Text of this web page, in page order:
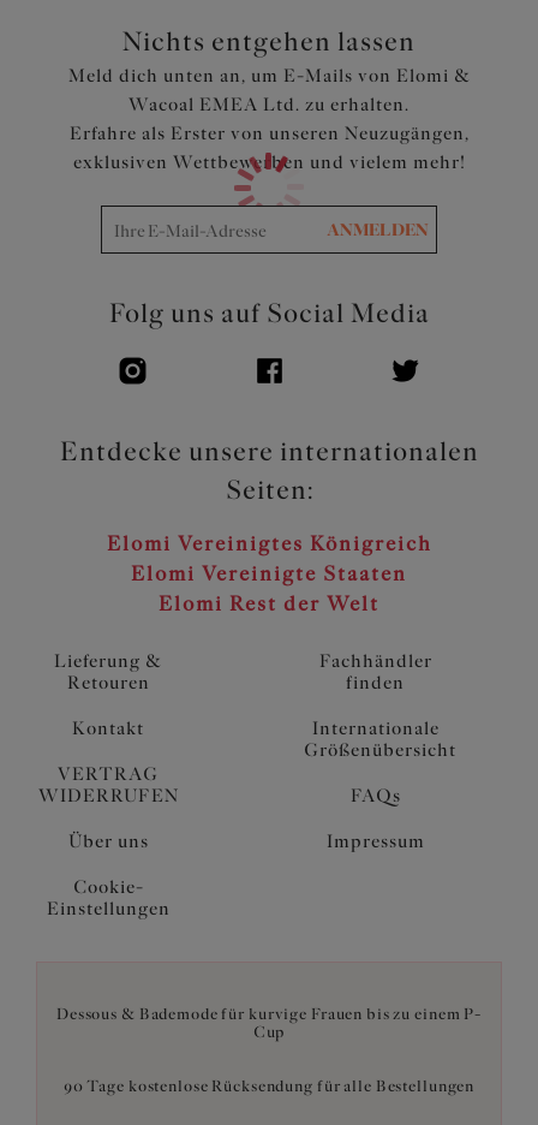
Lieferung &
Retouren
Kontakt
VERTRAG
WIDERRUFEN
Über uns
Cookie-
Einstellungen
Nichts entgehen lassen
Meld dich unten an, um E-Mails von Elomi &
Wacoal EMEA Ltd. zu erhalten.
Erfahre als Erster von unseren Neuzugängen,
exklusiven Wettbewerben und vielem mehr!
ANMELDEN
Folg uns auf Social Media
Entdecke unsere internationalen
Seiten:
Elomi Vereinigtes Königreich
Elomi Vereinigte Staaten
Elomi Rest der Welt
Fachhändler
finden
Internationale
Größenübersicht
FAQs
Impressum
Dessous & Bademode für kurvige Frauen bis zu einem P-
Cup
90 Tage kostenlose Rücksendung für alle Bestellungen